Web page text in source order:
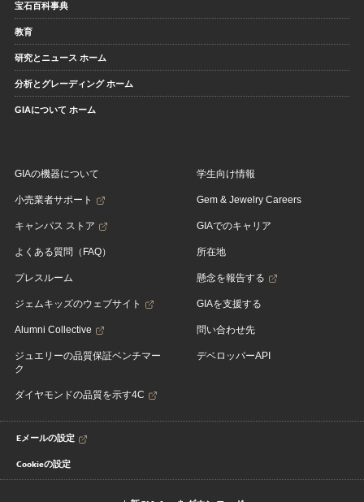
宝石百科事典
教育
研究とニュース ホーム
分析とグレーディング ホーム
GIAについて ホーム
GIAの機器について
小売業者サポート
キャンパス ストア
よくある質問（FAQ）
プレスルーム
ジェムキッズのウェブサイト
Alumni Collective
ジュエリーの品質保証ベンチマー
ク
ダイヤモンドの品質を示す4C
学生向け情報
Gem & Jewelry Careers
GIAでのキャリア
所在地
懸念を報告する
GIAを支援する
問い合わせ先
デベロッパーAPI
Eメールの設定
Cookieの設定